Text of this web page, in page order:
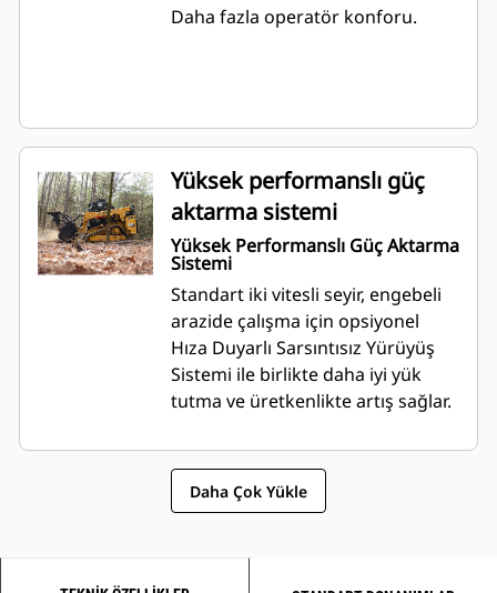
Daha fazla operatör konforu.
Yüksek performanslı güç
aktarma sistemi
Yüksek Performanslı Güç Aktarma
Sistemi
Standart iki vitesli seyir, engebeli
arazide çalışma için opsiyonel
Hıza Duyarlı Sarsıntısız Yürüyüş
Sistemi ile birlikte daha iyi yük
tutma ve üretkenlikte artış sağlar.
Daha Çok Yükle